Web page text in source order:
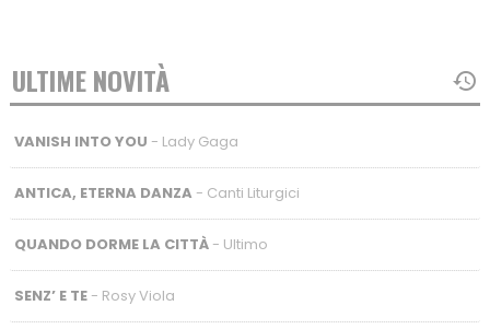
ULTIME NOVITÀ
VANISH INTO YOU - Lady Gaga
ANTICA, ETERNA DANZA - Canti Liturgici
QUANDO DORME LA CITTÀ- Ultimo
SENZ’ E TE- Rosy Viola